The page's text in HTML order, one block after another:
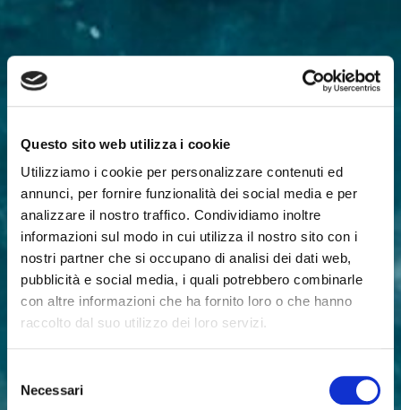
Questo sito web utilizza i cookie
Utilizziamo i cookie per personalizzare contenuti ed
annunci, per fornire funzionalità dei social media e per
analizzare il nostro traffico. Condividiamo inoltre
informazioni sul modo in cui utilizza il nostro sito con i
nostri partner che si occupano di analisi dei dati web,
pubblicità e social media, i quali potrebbero combinarle
con altre informazioni che ha fornito loro o che hanno
raccolto dal suo utilizzo dei loro servizi.
delNecessari